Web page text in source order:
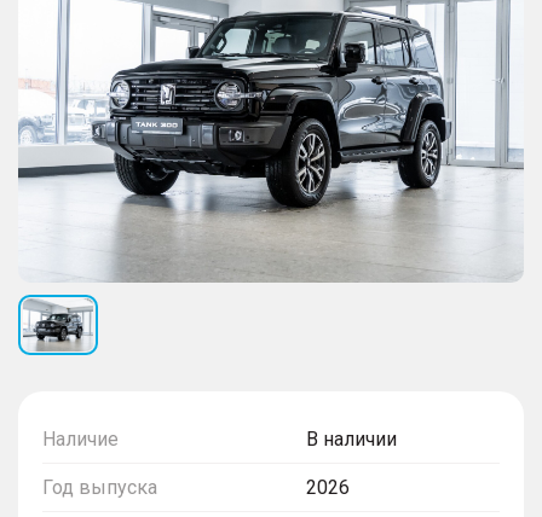
Наличие В наличии
Год выпуска 2026